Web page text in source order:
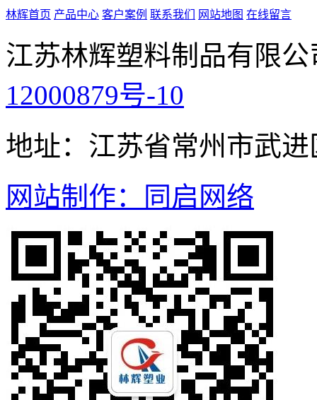
林辉首页 产品中心 客户案例 联系我们 网站地图 在线留言
江苏林辉塑料制品有限
12000879号-10
地址：江苏省常州市武
网站制作：同启网络